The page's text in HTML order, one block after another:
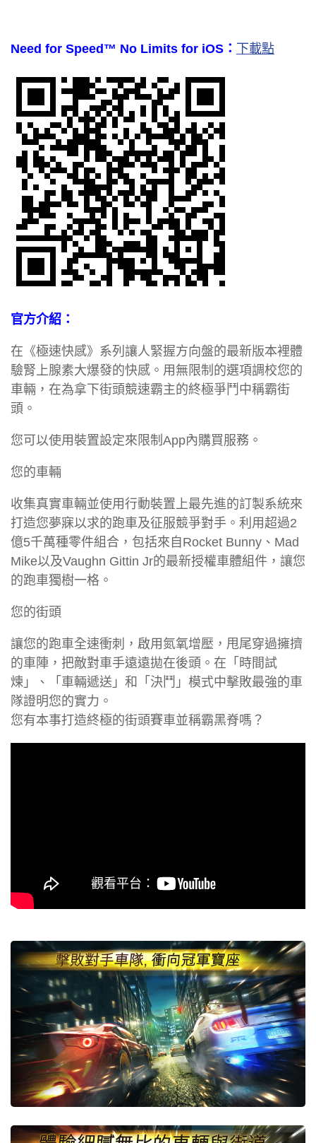
Need for Speed™ No Limits for iOS： 下載點
官方介紹：
在《極速快感》系列讓人緊握方向盤的最新版本裡體
驗腎上腺素大爆發的快感。用無限制的選項調校您的
車輛，在為拿下街頭競速霸主的終極爭鬥中稱霸街
頭。
您可以使用裝置設定來限制App內購買服務。
您的車輛
收集真實車輛並使用行動裝置上最先進的訂製系統來
打造您夢寐以求的跑車及征服競爭對手。利用超過2
億5千萬種零件組合，包括來自Rocket Bunny、Mad
Mike以及Vaughn Gittin Jr的最新授權車體組件，讓您
的跑車獨樹一格。
您的街頭
讓您的跑車全速衝刺，啟用氮氧增壓，甩尾穿過擁擠
的車陣，把敵對車手遠遠拋在後頭。在「時間試
煉」、「車輛遞送」和「決鬥」模式中擊敗最強的車
隊證明您的實力。
您有本事打造終極的街頭賽車並稱霸黑脊嗎？